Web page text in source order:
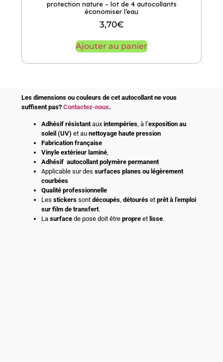
protection nature – lot de 4 autocollants
économiser l’eau
3,70€
Ajouter au panier
Les dimensions ou couleurs de cet autocollant ne vous
suffisent pas? Contactez-nous.
Adhésif résistantaux intempéries, à l’exposition au
soleil (UV) et au nettoyage haute pression
Fabrication française
Vinyle extérieur laminé,
Adhésif autocollant polymère permanent
Applicable sur des surfaces planes ou légèrement
courbées
Qualité professionnelle
Les stickerssont découpés, détouréset prêt à l’emploi
sur film de transfert.
La surfacede pose doit être propreet lisse.